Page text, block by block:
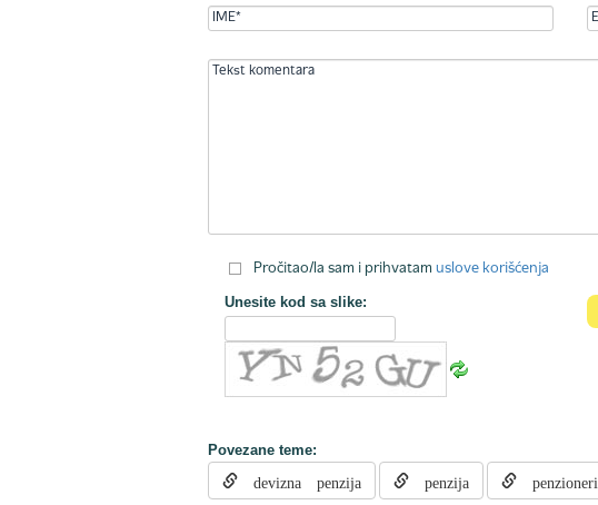
Pročitao/la sam i prihvatam uslove korišćenja
Unesite kod sa slike:
Povezane teme:
devizna penzija penzija penzioneri